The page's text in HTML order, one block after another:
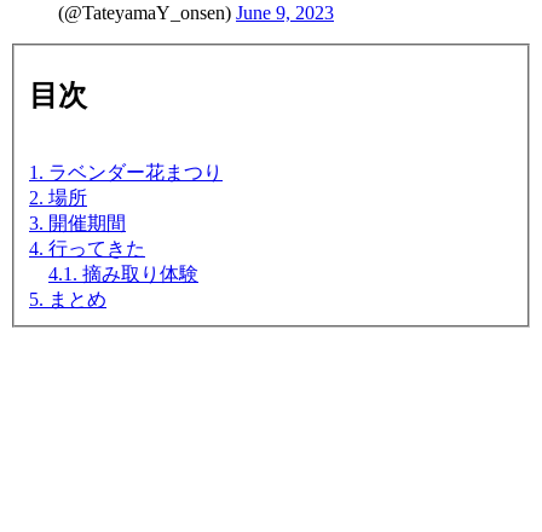
(@TateyamaY_onsen) June 9, 2023
目次
1. ラベンダー花まつり
2. 場所
3. 開催期間
4. 行ってきた
4.1. 摘み取り体験
5. まとめ